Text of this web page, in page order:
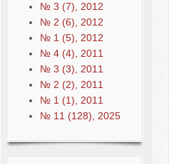
№ 3 (7), 2012
№ 2 (6), 2012
№ 1 (5), 2012
№ 4 (4), 2011
№ 3 (3), 2011
№ 2 (2), 2011
№ 1 (1), 2011
№ 11 (128), 2025